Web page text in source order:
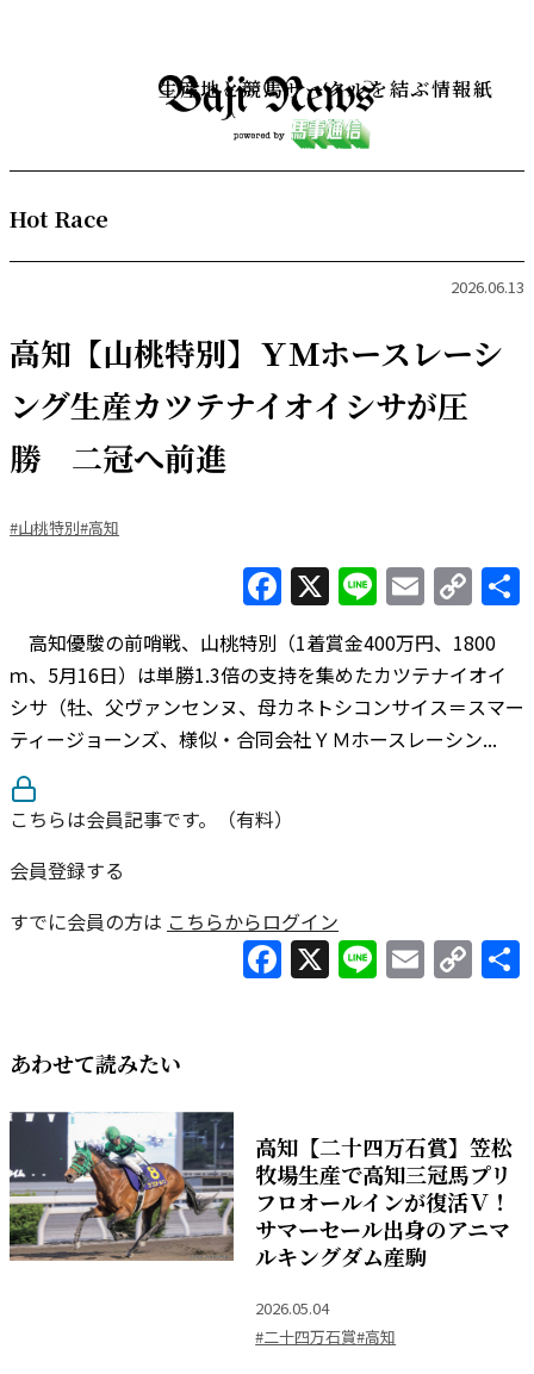
生産地と競馬サークルを結ぶ情報紙
Hot Race
2026.06.13
高知【山桃特別】ＹＭホースレーシ
ング生産カツテナイオイシサが圧
勝 二冠へ前進
#山桃特別#高知
Facebook
X LineEmail
高知優駿の前哨戦、山桃特別（1着賞金400万円、1800
ｍ、5月16日）は単勝1.3倍の支持を集めたカツテナイオイ
シサ（牡、父ヴァンセンヌ、母カネトシコンサイス＝スマー
ティージョーンズ、様似・合同会社ＹＭホースレーシン...
こちらは会員記事です。（有料）
会員登録する
すでに会員の方は こちらからログイン
Facebook
X LineEmail
あわせて読みたい
高知【二十四万石賞】笠松
牧場生産で高知三冠馬プリ
フロオールインが復活Ｖ！
サマーセール出身のアニマ
ルキングダム産駒
2026.05.04
#二十四万石賞#高知